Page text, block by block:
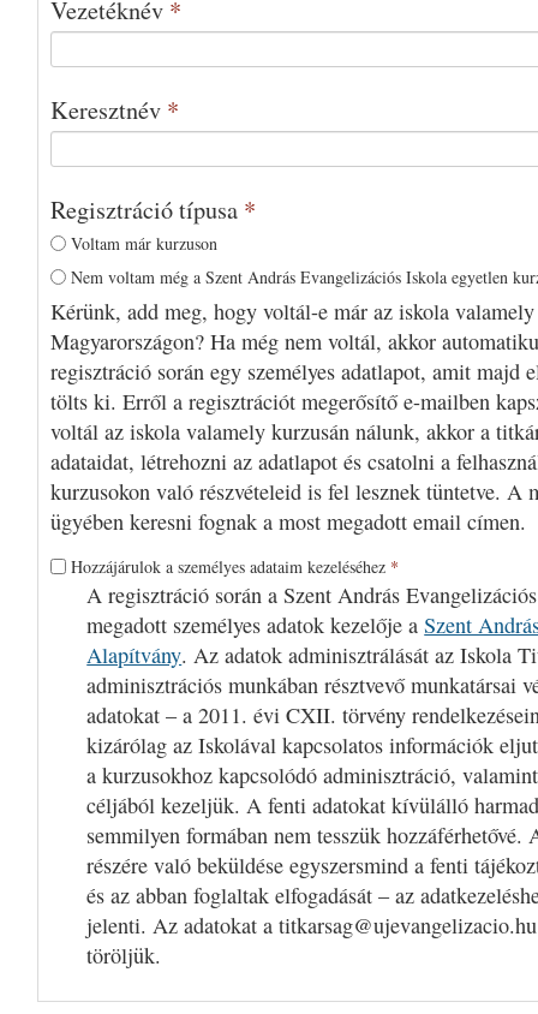
Vezetéknév *
Keresztnév *
Regisztráció típusa *
Voltam már kurzuson
Nem voltam még a Szent András Evangelizációs Iskola egyetlen
Kérünk, add meg, hogy voltál-e már az iskola
Magyarországon? Ha még nem voltál, akkor
regisztráció során egy személyes adatlapot, amit majd
tölts ki. Erről a regisztrációt megerősítő e-mailben
voltál az iskola valamely kurzusán nálunk, akkor a
adataidat, létrehozni az adatlapot és csatolni a
kurzusokon való részvételeid is fel lesznek tüntetve. A
ügyében keresni fognak a most megadott email címen.
Hozzájárulok a személyes adataim kezeléséhez *
A regisztráció során a Szent András
megadott személyes adatok kezelője aSzent
Alapítvány. Az adatok adminisztrálását az Iskola
adminisztrációs munkában résztvevő munkatársai
adatokat – a 2011. évi CXII. törvény
kizárólag az Iskolával kapcsolatos információk
a kurzusokhoz kapcsolódó adminisztráció,
céljából kezeljük. A fenti adatokat kívülálló
semmilyen formában nem tesszük hozzáférhetővé.
részére való beküldése egyszersmind a fenti
és az abban foglaltak elfogadását – az
jelenti. Az adatokat a
töröljük.